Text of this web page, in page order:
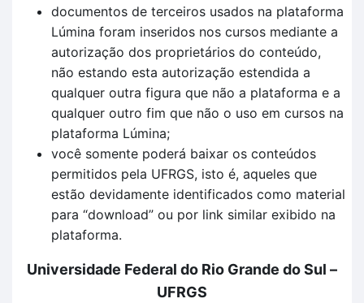
documentos de terceiros usados na plataforma
Lúmina foram inseridos nos cursos mediante a
autorização dos proprietários do conteúdo,
não estando esta autorização estendida a
qualquer outra figura que não a plataforma e a
qualquer outro fim que não o uso em cursos na
plataforma Lúmina;
você somente poderá baixar os conteúdos
permitidos pela UFRGS, isto é, aqueles que
estão devidamente identificados como material
para “download” ou por link similar exibido na
plataforma.
Universidade Federal do Rio Grande do Sul –
UFRGS